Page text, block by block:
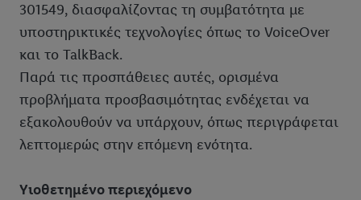
301549, διασφαλίζοντας τη συμβατότητα με
υποστηρικτικές τεχνολογίες όπως το VoiceOver
και το TalkBack.
Παρά τις προσπάθειες αυτές, ορισμένα
προβλήματα προσβασιμότητας ενδέχεται να
εξακολουθούν να υπάρχουν, όπως περιγράφεται
λεπτομερώς στην επόμενη ενότητα.
Υιοθετημένο περιεχόμενο